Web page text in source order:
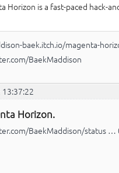
Horizon is a fast-paced hack-
baek.itch.io/magenta-
BaekMaddison
Horizon.
BaekMaddison/status …